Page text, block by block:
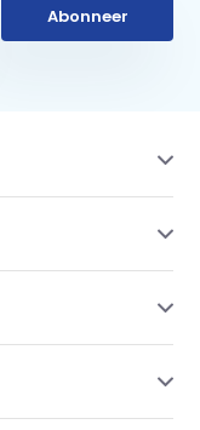
Abonneer